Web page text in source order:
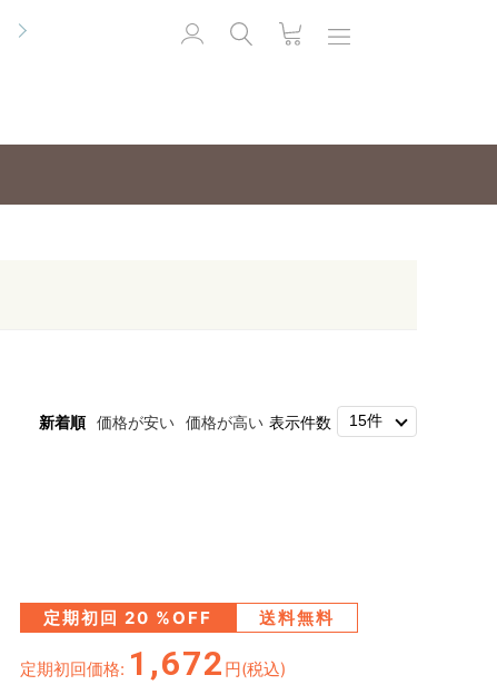
新着順 価格が安い 価格が高い 表示件数
定期初回 20 %OFF 送料無料
定期初回価格: 1,672 円(税込)